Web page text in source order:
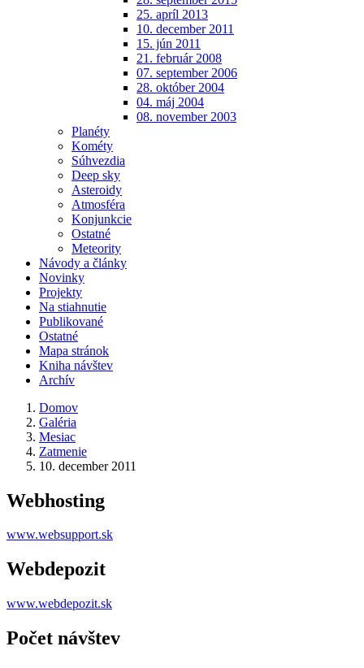
25. apríl 2013
10. december 2011
15. jún 2011
21. február 2008
07. september 2006
28. október 2004
04. máj 2004
08. november 2003
Planéty
Kométy
Súhvezdia
Deep sky
Asteroidy
Atmosféra
Konjunkcie
Ostatné
Meteority
Návody a články
Novinky
Projekty
Na stiahnutie
Publikované
Ostatné
Mapa stránok
Kniha návštev
Archív
Domov
Galéria
Mesiac
Zatmenie
10. december 2011
Webhosting
www.websupport.sk
Webdepozit
www.webdepozit.sk
Počet návštev